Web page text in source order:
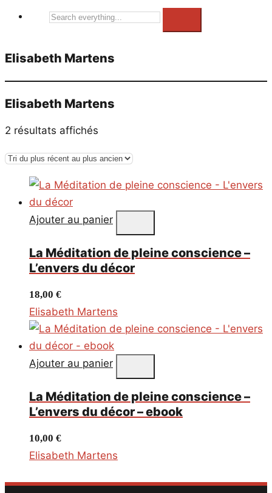
Search
Elisabeth Martens
Elisabeth Martens
2 résultats affichés
plus
récent
plus
ancien
Ajouter au panier
La Méditation de pleine conscience –
L’envers du décor
18,00 €
Elisabeth Martens
Ajouter au panier
La Méditation de pleine conscience –
L’envers du décor – ebook
10,00 €
Elisabeth Martens